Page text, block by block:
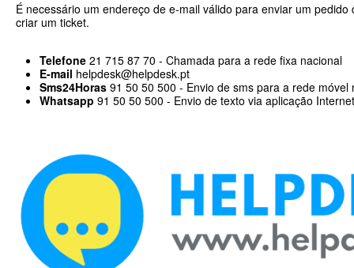
É necessário um endereço de e-mail válido para enviar um pedido
criar um ticket.
Telefone 21 715 87 70 - Chamada para a rede fixa nacional
E-mail helpdesk@helpdesk.pt
Sms24Horas 91 50 50 500 - Envio de sms para a rede móvel
Whatsapp 91 50 50 500 - Envio de texto via aplicação Internet